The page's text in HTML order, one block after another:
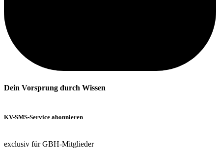
Dein Vorsprung durch Wissen
KV-SMS-Service abonnieren
exclusiv für GBH-Mitglieder